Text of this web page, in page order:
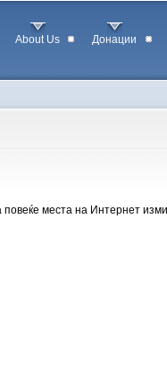
About Us Донации
места на Интернет